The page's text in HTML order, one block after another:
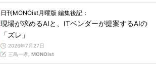
日刊MONOist月曜版 編集後記：
現場が求めるAIと、ITベンダーが提案するAIの
「ズレ」
2026年7月27日
三島一孝, MONOist